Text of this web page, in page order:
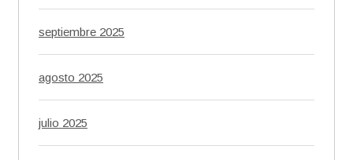
septiembre 2025
agosto 2025
julio 2025